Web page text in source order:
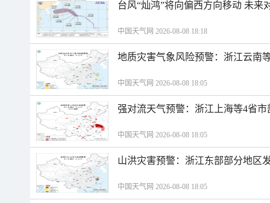
台风“灿鸿”将向偏西方向移动 未来
中国天气网 2026-08-08 18:18
地质灾害气象风险预警：浙江云南
中国天气网 2026-08-08 18:05
强对流天气预警：浙江上海等4省
中国天气网 2026-08-08 18:05
山洪灾害预警：浙江东部部分地区
中国天气网 2026-08-08 18:05